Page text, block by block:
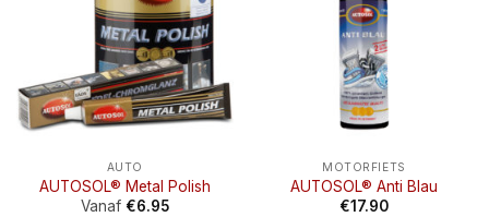
wenslijst
AUTO
AUTOSOL® Metal Polish
Vanaf €6.95
MOTORFIETS
AUTOSOL® Anti Blau
€17.90